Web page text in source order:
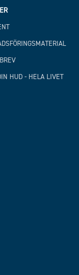
HUD - HELA LIVET